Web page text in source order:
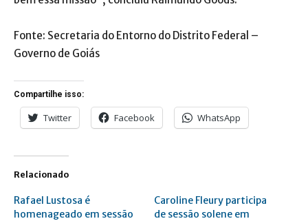
Fonte: Secretaria do Entorno do Distrito Federal –
Governo de Goiás
Compartilhe isso:
Twitter Facebook WhatsApp
Relacionado
Rafael Lustosa é
homenageado em sessão
Caroline Fleury participa
de sessão solene em